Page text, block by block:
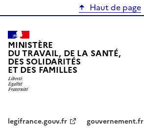
Haut de page
MINISTÈRE
DU TRAVAIL, DE LA SANTÉ,
DES SOLIDARITÉS
ET DES FAMILLES
legifrance.gouv.fr
gouvernement.fr